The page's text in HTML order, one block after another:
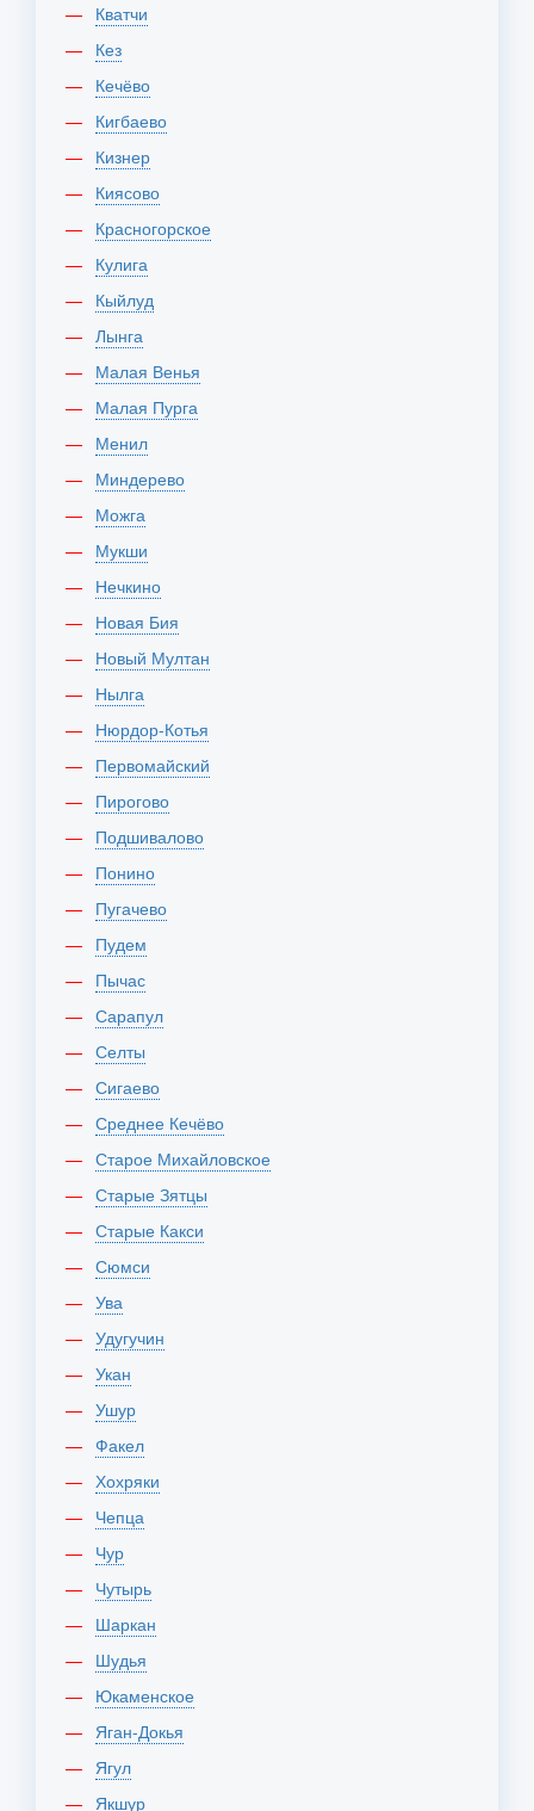
Кватчи
Кез
Кечёво
Кигбаево
Кизнер
Киясово
Красногорское
Кулига
Кыйлуд
Лынга
Малая Венья
Малая Пурга
Менил
Миндерево
Можга
Мукши
Нечкино
Новая Бия
Новый Мултан
Нылга
Нюрдор-Котья
Первомайский
Пирогово
Подшивалово
Понино
Пугачево
Пудем
Пычас
Сарапул
Селты
Сигаево
Среднее Кечёво
Старое Михайловское
Старые Зятцы
Старые Какси
Сюмси
Ува
Удугучин
Укан
Ушур
Факел
Хохряки
Чепца
Чур
Чутырь
Шаркан
Шудья
Юкаменское
Яган-Докья
Ягул
Якшур